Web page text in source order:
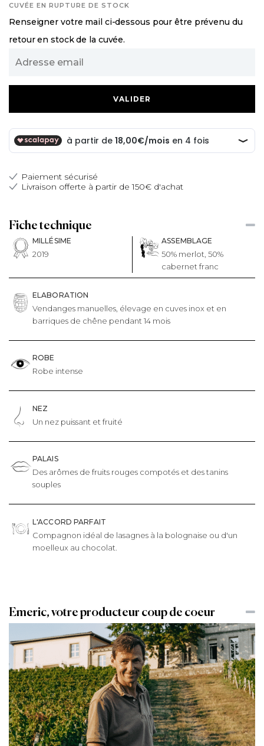
CUVÉE EN RUPTURE DE STOCK
Renseigner votre mail ci-dessous pour être prévenu du
retour en stock de la cuvée.
Adresse
Paiement sécurisé
Livraison offerte à partir de 150€ d'achat
Fiche technique
MILLÉSIME
2019
ASSEMBLAGE
50% merlot, 50%
cabernet franc
ELABORATION
Vendanges manuelles, élevage en cuves inox et en
barriques de chêne pendant 14 mois
ROBE
Robe intense
NEZ
Un nez puissant et fruité
PALAIS
Des arômes de fruits rouges compotés et des tanins
souples
L'ACCORD PARFAIT
Compagnon idéal de lasagnes à la bolognaise ou d'un
moelleux au chocolat.
Emeric, votre producteur coup de coeur